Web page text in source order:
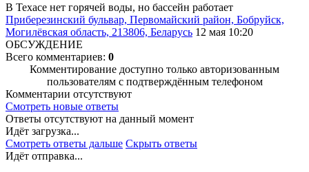
В Техасе нет горячей воды, но бассейн работает
Приберезинский бульвар, Первомайский район, Бобруйск,
Могилёвская область, 213806, Беларусь 12 мая 10:20
ОБСУЖДЕНИЕ
Всего комментариев: 0
Комментирование доступно только авторизованным
пользователям с подтверждённым телефоном
Комментарии отсутствуют
Смотреть новые ответы
Ответы отсутствуют на данный момент
Идёт загрузка...
Смотреть ответы дальше Скрыть ответы
Идёт отправка...